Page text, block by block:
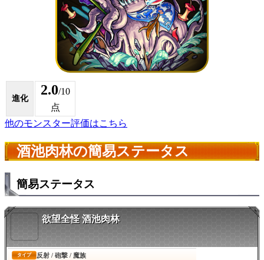
進化
2.0/10
点
他のモンスター評価はこちら
酒池肉林の簡易ステータス
簡易ステータス
欲望全怪 酒池肉林
タイプ 反射 / 砲撃 / 魔族